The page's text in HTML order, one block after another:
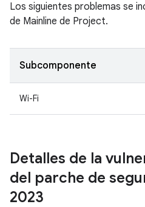
Los siguientes problemas se
de Mainline de Project.
Subcomponente
Wi-Fi
Detalles de la
del parche de
2023